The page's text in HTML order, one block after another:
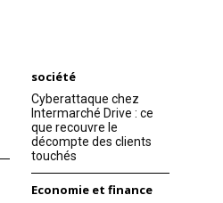
société
Cyberattaque chez
Intermarché Drive : ce
que recouvre le
décompte des clients
touchés
Economie et finance